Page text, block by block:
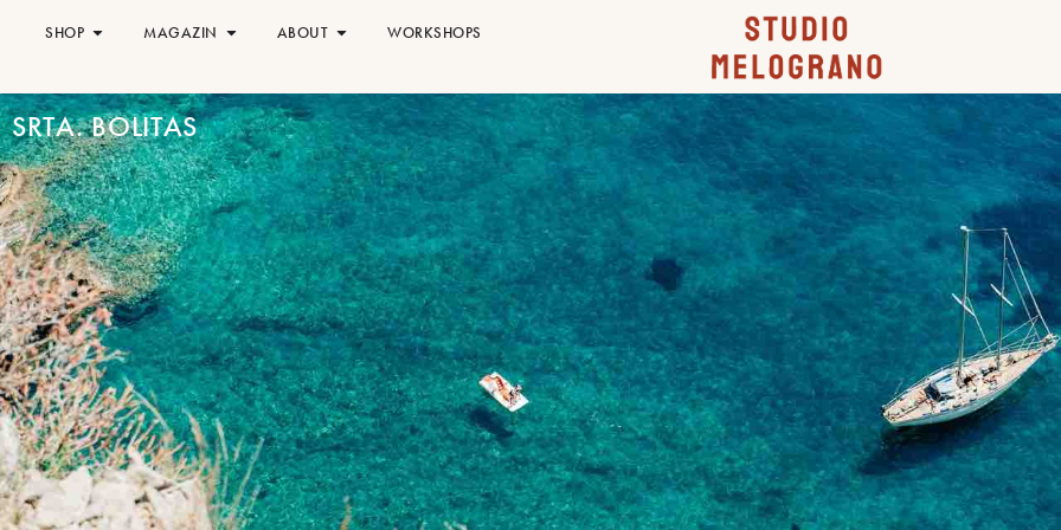
SHOP MAGAZIN ABOUT WORKSHOPS
SRTA. BOLITAS